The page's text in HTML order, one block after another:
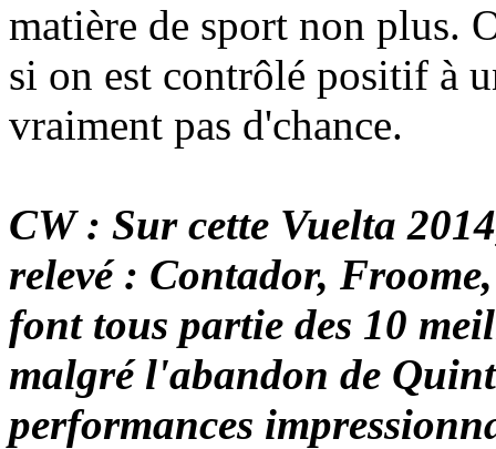
matière de sport non plus.
si on est contrôlé positif à
vraiment pas d'chance.
CW : Sur cette Vuelta
relevé : Contador,
font tous partie des 10
malgré l'abandon de
performances